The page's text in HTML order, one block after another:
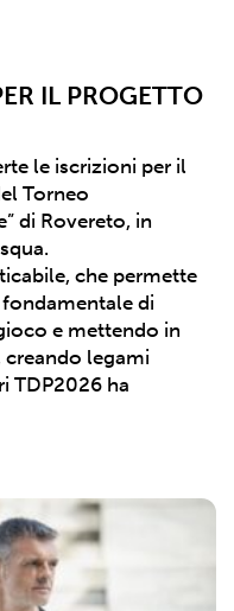
IL PROGETTO
le iscrizioni per il
Torneo
di Rovereto, in
che permette
di
e mettendo in
legami
TDP2026 ha